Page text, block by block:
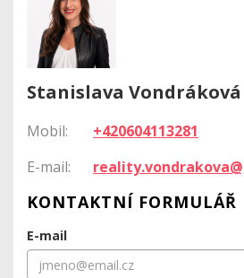
Stanislava Vondráková
Mobil:
+420604113281
E-mail:
KONTAKTNÍ FORMULÁŘ
E-mail